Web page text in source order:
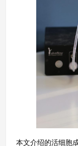
本文介绍的活细胞